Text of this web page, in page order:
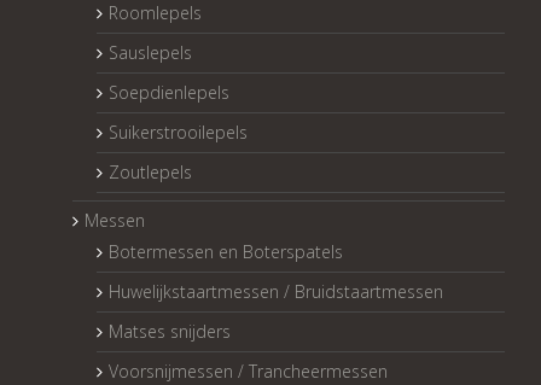
Roomlepels
Sauslepels
Soepdienlepels
Suikerstrooilepels
Zoutlepels
Messen
Botermessen en Boterspatels
Huwelijkstaartmessen / Bruidstaartmessen
Matses snijders
Voorsnijmessen / Trancheermessen